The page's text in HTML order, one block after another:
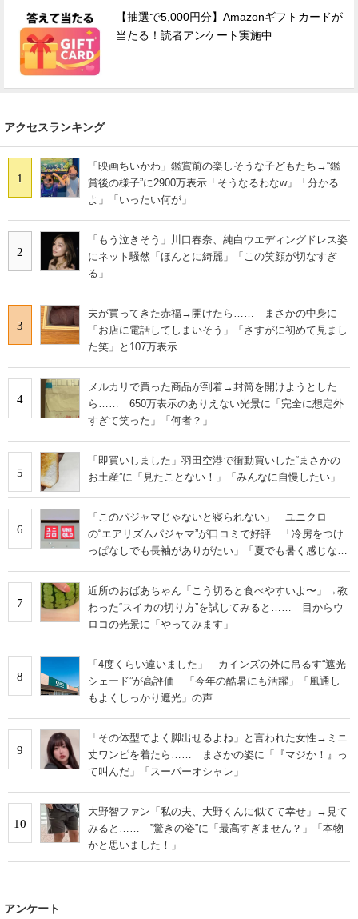
【抽選で5,000円分】Amazonギフトカードが
当たる！読者アンケート実施中
アクセスランキング
1
「映画ちいかわ」鑑賞前の楽しそうな子どもたち→“鑑
賞後の様子”に2900万表示「そうなるわなw」「分かる
よ」「いったい何が」
2
「もう泣きそう」川口春奈、純白ウエディングドレス姿
にネット騒然「ほんとに綺麗」「この笑顔が切なすぎ
る」
3
夫が買ってきた赤福→開けたら…… まさかの中身に
「お店に電話してしまいそう」「さすがに初めて見まし
た笑」と107万表示
4
メルカリで買った商品が到着→封筒を開けようとした
ら…… 650万表示のありえない光景に「完全に想定外
すぎて笑った」「何者？」
5
「即買いしました」羽田空港で衝動買いした“まさかの
お土産”に「見たことない！」「みんなに自慢したい」
6
「このパジャマじゃないと寝られない」 ユニクロ
の“エアリズムパジャマ”が口コミで好評 「冷房をつけ
っぱなしでも長袖がありがたい」「夏でも暑く感じな
7
近所のおばあちゃん「こう切ると食べやすいよ〜」→教
わった“スイカの切り方”を試してみると…… 目からウ
ロコの光景に「やってみます」
8
「4度くらい違いました」 カインズの外に吊るす“遮光
シェード”が高評価 「今年の酷暑にも活躍」「風通し
もよくしっかり遮光」の声
9
「その体型でよく脚出せるよね」と言われた女性→ミニ
丈ワンピを着たら…… まさかの姿に「『マジか！』っ
て叫んだ」「スーパーオシャレ」
10
大野智ファン「私の夫、大野くんに似てて幸せ」→見て
みると…… ‟驚きの姿”に「最高すぎません？」「本物
かと思いました！」
アンケート